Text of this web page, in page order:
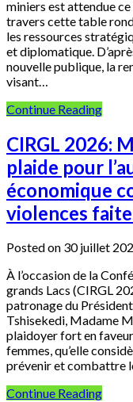
miniers est attendue
travers cette table
les ressources
et diplomatique.
nouvelle publique, la
visant…
Continue Reading
CIRGL 2026:
plaide pour
économique
violences
Posted on 30 juillet
À l’occasion de la
grands Lacs (CIRGL
patronage du
Tshisekedi, Madame
plaidoyer fort en
femmes, qu’elle
prévenir et combattre
Continue Reading